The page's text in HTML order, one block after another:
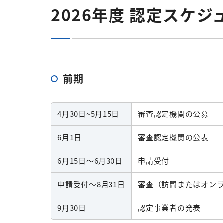
2026年度 認定スケジ
前期
4月30日~5月15日 審査認定機関の公募
6月1日 審査認定機関の公表
6月15日～6月30日 申請受付
申請受付～8月31日 審査（訪問またはオンラ
9月30日 認定事業者の発表